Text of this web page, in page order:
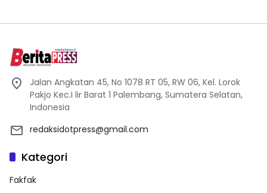
Jalan Angkatan 45, No 1078 RT 05, RW 06, Kel. Lorok
Pakjo Kec.I lir Barat 1 Palembang, Sumatera Selatan,
Indonesia
redaksidotpress@gmail.com
Kategori
Fakfak